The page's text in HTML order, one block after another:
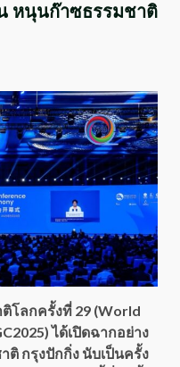
น หนุนก๊าซธรรมชาติ
โลกครั้งที่ 29 (World
ได้เปิดฉากอย่าง
กรุงปักกิ่ง นับเป็นครั้ง